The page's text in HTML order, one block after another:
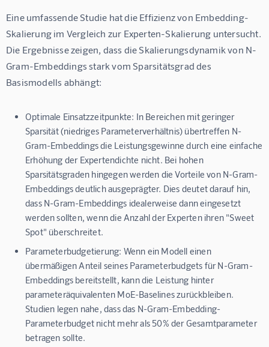
Eine umfassende Studie hat die Effizienz von Embedding-
Skalierung im Vergleich zur Experten-Skalierung untersucht.
Die Ergebnisse zeigen, dass die Skalierungsdynamik von N-
Gram-Embeddings stark vom Sparsitätsgrad des
Basismodells abhängt:
Optimale Einsatzzeitpunkte: In Bereichen mit geringer
Sparsität (niedriges Parameterverhältnis) übertreffen N-
Gram-Embeddings die Leistungsgewinne durch eine einfache
Erhöhung der Expertendichte nicht. Bei hohen
Sparsitätsgraden hingegen werden die Vorteile von N-Gram-
Embeddings deutlich ausgeprägter. Dies deutet darauf hin,
dass N-Gram-Embeddings idealerweise dann eingesetzt
werden sollten, wenn die Anzahl der Experten ihren "Sweet
Spot" überschreitet.
Parameterbudgetierung: Wenn ein Modell einen
übermäßigen Anteil seines Parameterbudgets für N-Gram-
Embeddings bereitstellt, kann die Leistung hinter
parameteräquivalenten MoE-Baselines zurückbleiben.
Studien legen nahe, dass das N-Gram-Embedding-
Parameterbudget nicht mehr als 50% der Gesamtparameter
betragen sollte.